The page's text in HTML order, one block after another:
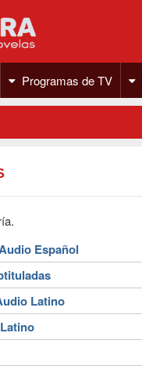
Programas de TV
Español
Latino